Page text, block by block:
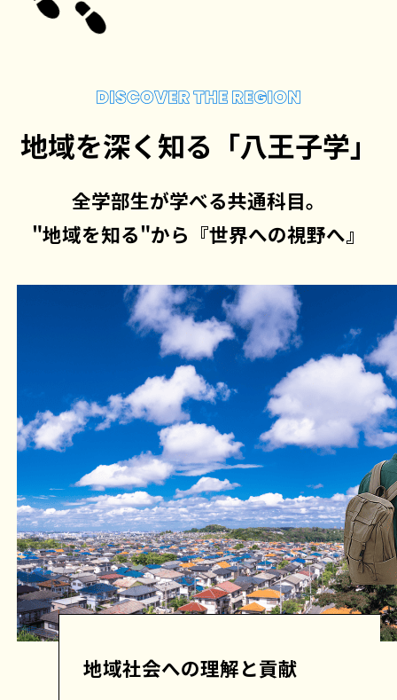
地域を深く知る 「八王子学」
全学部生が学べる共通科目。
"地域を知る"から『世界への視野へ』
地域社会への理解と貢献